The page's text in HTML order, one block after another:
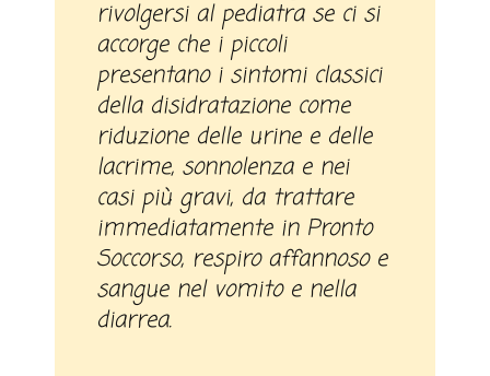
rivolgersi al pediatra se ci si
accorge che i piccoli
presentano i sintomi classici
della disidratazione come
riduzione delle urine e delle
lacrime, sonnolenza e nei
casi più gravi, da trattare
immediatamente in Pronto
Soccorso, respiro affannoso e
sangue nel vomito e nella
diarrea.